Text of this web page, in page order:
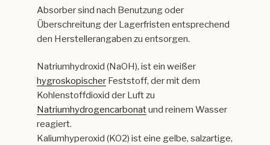
Absorber sind nach Benutzung oder
Überschreitung der Lagerfristen entsprechend
den Herstellerangaben zu entsorgen.
Natriumhydroxid (NaOH), ist ein weißer
hygroskopischer Feststoff, der mit dem
Kohlenstoffdioxid der Luft zu
Natriumhydrogencarbonatund reinem Wasser
reagiert.
Kaliumhyperoxid (KO2) ist eine gelbe, salzartige,